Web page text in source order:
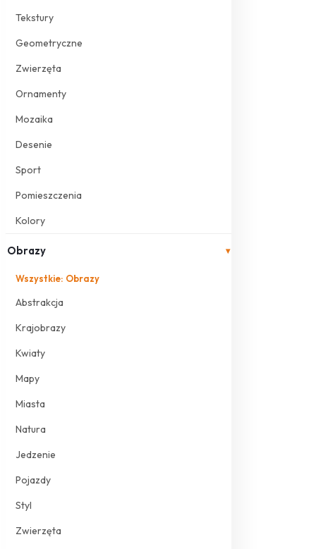
Tekstury
Geometryczne
Zwierzęta
Ornamenty
Mozaika
Desenie
Sport
Pomieszczenia
Kolory
Obrazy ▾
Wszystkie: Obrazy
Abstrakcja
Krajobrazy
Kwiaty
Mapy
Miasta
Natura
Jedzenie
Pojazdy
Styl
Zwierzęta